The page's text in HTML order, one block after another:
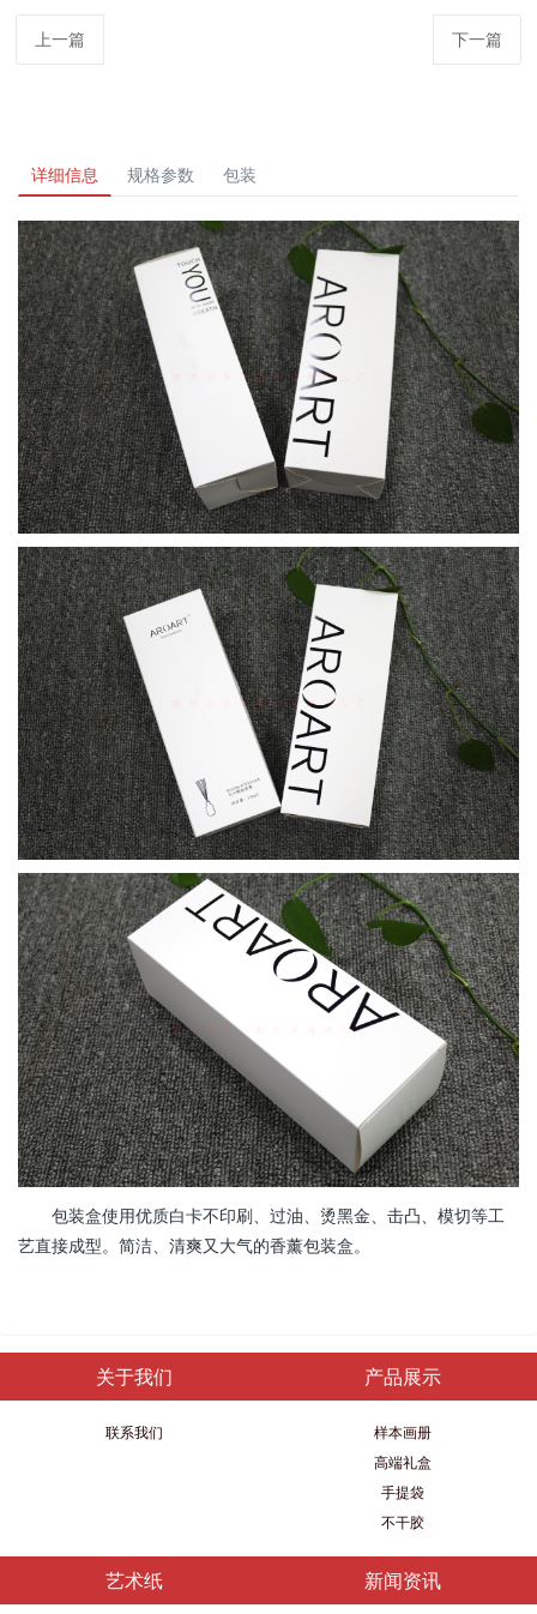
上一篇 下一篇
详细信息 规格参数 包装
包装盒使用优质白卡不印刷、过油、烫黑金、击凸、模切等工
艺直接成型。简洁、清爽又大气的香薰包装盒。
关于我们
联系我们
产品展示
样本画册
高端礼盒
手提袋
不干胶
艺术纸 新闻资讯